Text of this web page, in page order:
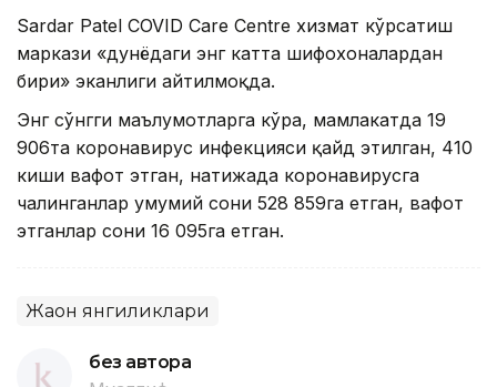
Sardar Patel COVID Care Centre хизмат кўрсатиш
маркази «дунёдаги энг катта шифохоналардан
бири» эканлиги айтилмоқда.
Энг сўнгги маълумотларга кўра, мамлакатда 19
906та коронавирус инфекцияси қайд этилган, 410
киши вафот этган, натижада коронавирусга
чалинганлар умумий сони 528 859га етган, вафот
этганлар сони 16 095га етган.
Жаҳон янгиликлари
без автора